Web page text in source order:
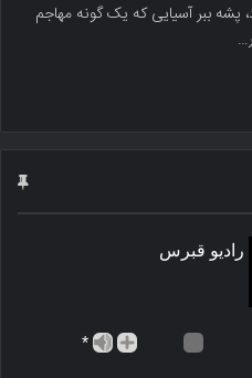
پشه ببر آسیایی که یک گونه مهاجم
رادیو قبرس
*